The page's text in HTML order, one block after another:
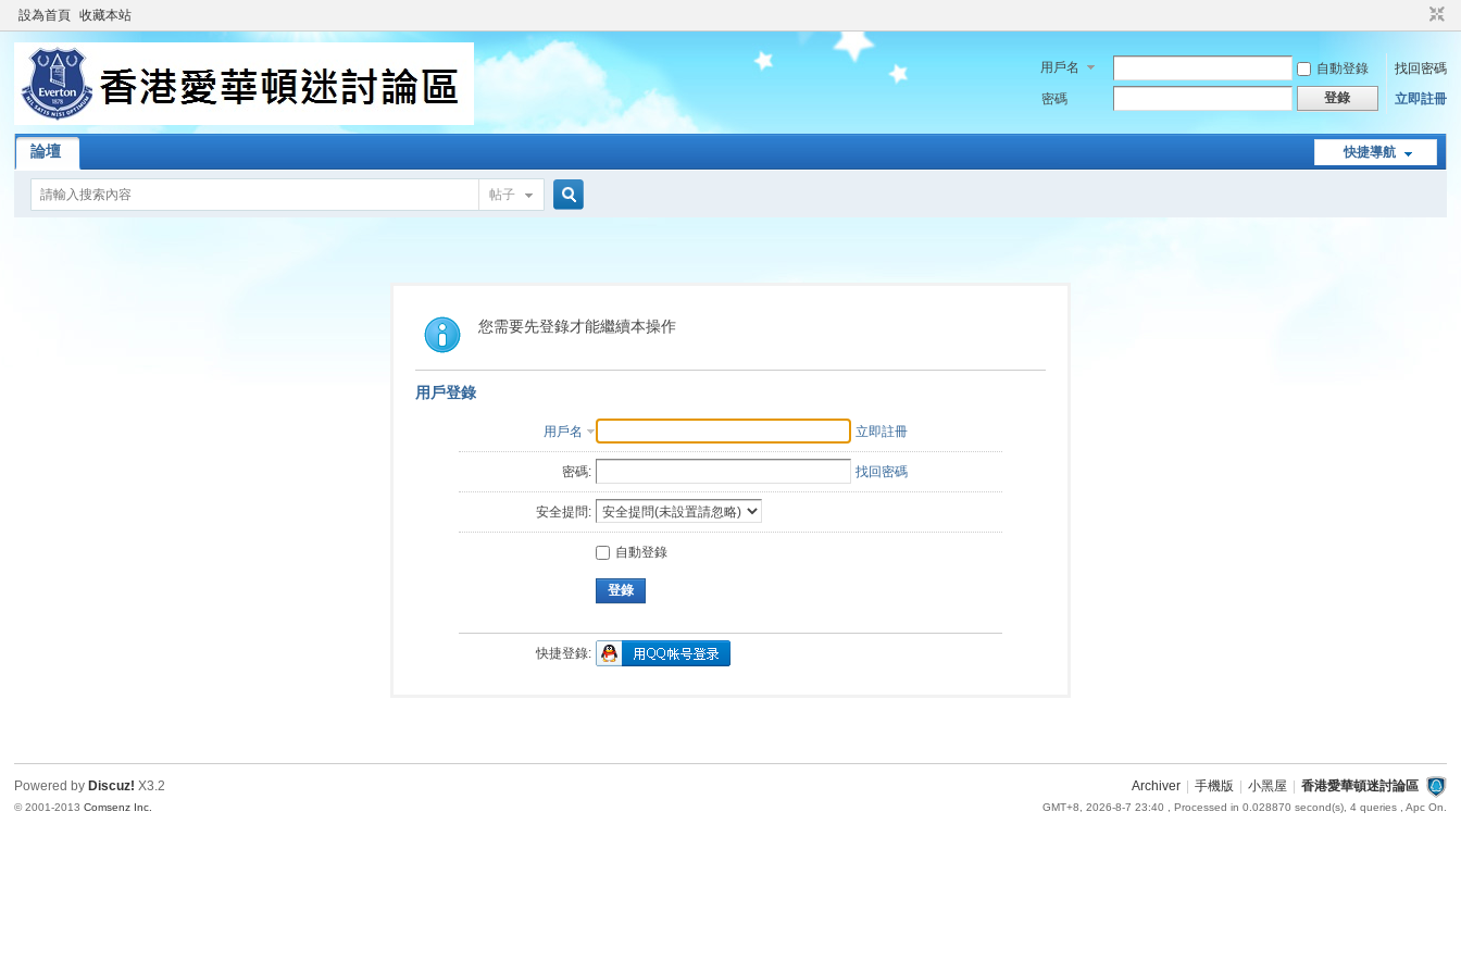
設為首頁 收藏本站
用戶名 自動登錄
找回密碼
密碼
登錄 立即註冊
快捷導航
論壇
帖子
索
您需要先登錄才能繼續本操作
用戶登錄
用戶名 立即註冊
密碼: 找回密碼
安全提問:
自動登錄
登錄
快捷登錄:
Archiver 手機版 小黑屋 香港愛華頓迷討論區
GMT+8, 2026-8-7 23:40 , Processed in 0.028870 second(s), 4 queries , Apc On.
Powered by Discuz! X3.2
© 2001-2013Comsenz Inc.